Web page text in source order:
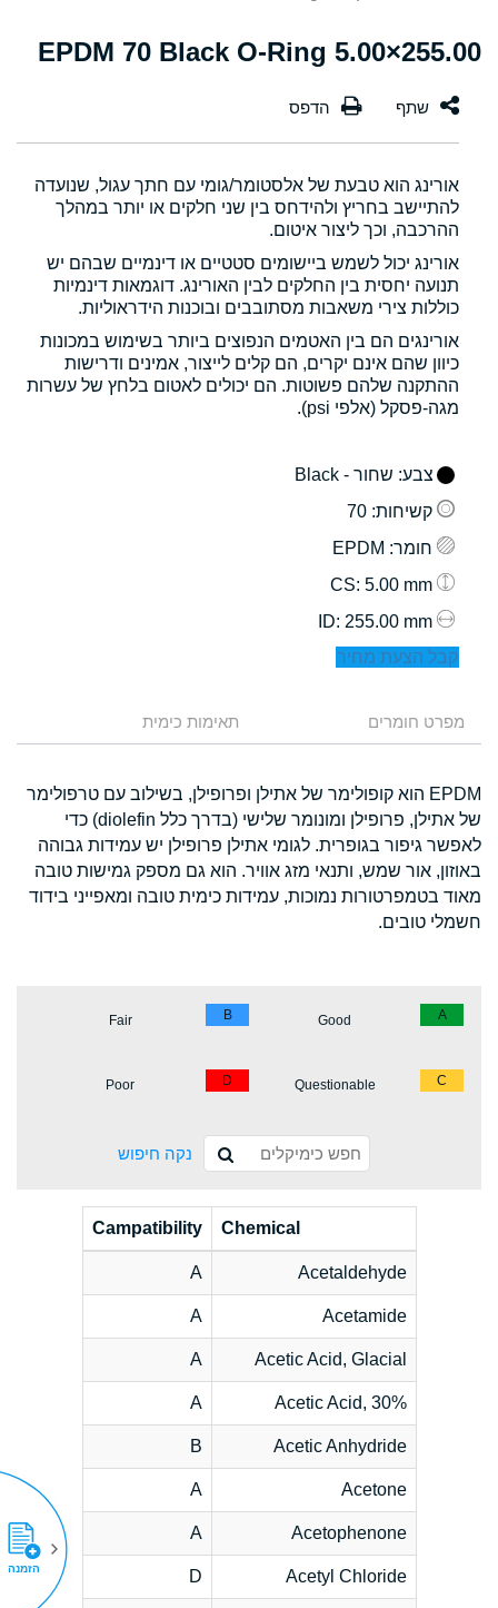
255.00×5.00 EPDM 70 Black O-Ring
אורינג הוא טבעת של אלסטומר/גומי עם חתך עגול, שנועדה
להתיישב בחריץ ולהידחס בין שני חלקים או יותר במהלך
ההרכבה, וכך ליצור איטום.
אורינג יכול לשמש ביישומים סטטיים או דינמיים שבהם יש
תנועה יחסית בין החלקים לבין האורינג. דוגמאות דינמיות
כוללות צירי משאבות מסתובבים ובוכנות הידראוליות.
אורינגים הם בין האטמים הנפוצים ביותר בשימוש במכונות
כיוון שהם אינם יקרים, הם קלים לייצור, אמינים ודרישות
ההתקנה שלהם פשוטות. הם יכולים לאטום בלחץ של עשרות
מגה-פסקל (אלפי psi).
צבע: שחור - Black
קשיחות: 70
חומר: EPDM
: 5.00 mm
: 255.00 mm
קבל הצעת מחיר
מפרט חומרים תאימות כימית
EPDM הוא קופולימר של אתילן ופרופילן, בשילוב עם טרפולימר
של אתילן, פרופילן ומונומר שלישי (בדרך כלל diolefin) כדי
לאפשר גיפור בגופרית. לגומי אתילן פרופילן יש עמידות גבוהה
באוזון, אור שמש, ותנאי מזג אוויר. הוא גם מספק גמישות טובה
מאוד בטמפרטורות נמוכות, עמידות כימית טובה ומאפייני בידוד
חשמלי טובים.
A
Good
B
Fair
C
Questionable
D
Poor
נקה חיפוש
Chemical
Campatibility
Acetaldehyde
A
Acetamide
A
Acetic Acid, Glacial
A
Acetic Acid, 30%
A
Acetic Anhydride
B
Acetone
A
Acetophenone
A
Acetyl Chloride
D הזמנה